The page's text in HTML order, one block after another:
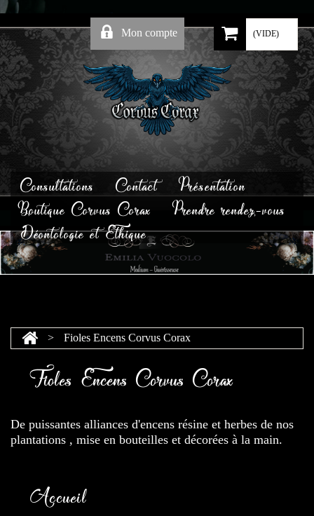
Mon compte (VIDE)
Consultations Contact
Présentation
Boutique Corvus Corax
Prendre rendez-vous
Déontologie et Ethique
> Fioles Encens Corvus Corax
Fioles Encens Corvus Corax
De puissantes alliances d'encens résine et herbes de nos
plantations , mise en bouteilles et décorées à la main.
Accueil